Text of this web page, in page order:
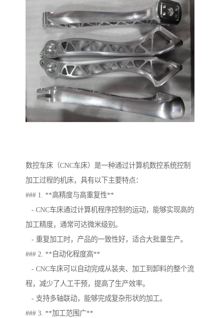
数控车床（CNC车床）是一种通过计算机数控系统控制
加工过程的机床，具有以下主要特点：
### 1. **高精度与高重复性**
- CNC车床通过计算机程序控制的运动，能够实现高的
加工精度，通常可达微米级别。
- 重复加工时，产品的一致性好，适合大批量生产。
### 2. **自动化程度高**
- CNC车床可以自动完成从装夹、加工到卸料的整个流
程，减少了人工干预，提高了生产效率。
- 支持多轴联动，能够完成复杂形状的加工。
### 3. **加工范围广**